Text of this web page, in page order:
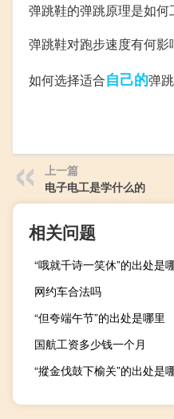
弹跳鞋的弹跳原理是如何
弹跳鞋对跑步速度有何影
如何选择适合自己的弹
上一篇
电子电工是学什么的
相关问题
“哦就千诗一笑休”的出处是
网约车合法吗
“但夸端午节”的出处是哪里
国航工资多少钱一个月
“摐金伐鼓下榆关”的出处是